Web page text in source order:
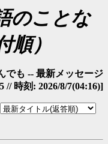
のことな
順）
でも -- 最新メッセージ
// 時刻: 2026/8/7(04:16)]